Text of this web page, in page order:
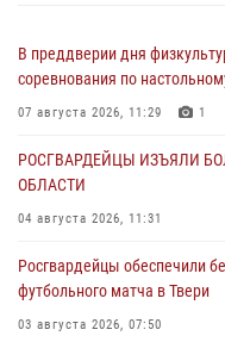
В преддверии дня
соревнования по
07 августа 2026, 11:29 1
РОСГВАРДЕЙЦЫ ИЗЪЯЛИ
ОБЛАСТИ
04 августа 2026, 11:31
Росгвардейцы обеспечили
футбольного матча в Твери
03 августа 2026, 07:50